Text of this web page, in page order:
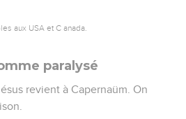
aux USA et C anada.
paralysé
revient à Capernaüm. On